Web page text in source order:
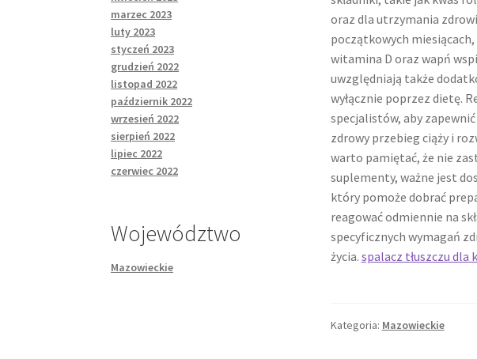
oraz dla utrzymania
początkowych
witamina D oraz wapń
uwzględniają także
wyłącznie poprzez dietę.
specjalistów, aby
zdrowy przebieg ciąży i
warto pamiętać, że nie
suplementy, ważne jest
który pomoże dobrać
reagować odmiennie na
specyficznych wymagań
życia. spalacz tłuszczu dla
Kategoria: Mazowieckie
marzec 2023
luty 2023
styczeń 2023
grudzień 2022
listopad 2022
październik 2022
wrzesień 2022
sierpień 2022
lipiec 2022
czerwiec 2022
Województwo
Mazowieckie